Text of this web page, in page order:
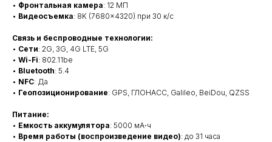
• Фронтальная камера: 12 МП
• Видеосъемка: 8K (7680×4320) при 30 к/с
Связь и беспроводные технологии:
• Сети: 2G, 3G, 4G LTE, 5G
• Wi-Fi: 802.11be
• Bluetooth: 5.4
• NFC: Да
• Геопозиционирование: GPS, ГЛОНАСС, Galileo, BeiDou, QZSS
Питание:
• Емкость аккумулятора: 5000 мА⋅ч
• Время работы (воспроизведение видео): до 31 часа